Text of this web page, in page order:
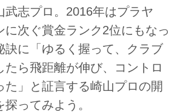
武志プロ。2016年はプラヤ
に次ぐ賞金ランク2位にもなっ
訣に「ゆるく握って、クラブ
たら飛距離が伸び、コントロ
た」と証言する崎山プロの開
ってみよう。